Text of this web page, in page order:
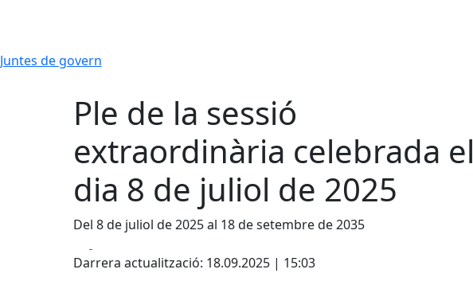
Juntes de govern
Ple de la sessió
extraordinària celebrada el
dia 8 de juliol de 2025
Del 8 de juliol de 2025 al 18 de setembre de 2035
Darrera actualització: 18.09.2025 | 15:03